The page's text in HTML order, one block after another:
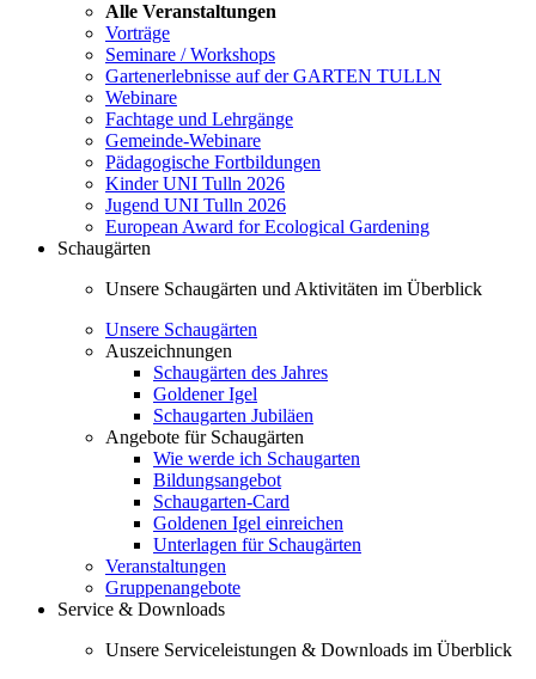
Alle Veranstaltungen
Vorträge
Seminare / Workshops
Gartenerlebnisse auf der GARTEN TULLN
Webinare
Fachtage und Lehrgänge
Gemeinde-Webinare
Pädagogische Fortbildungen
Kinder UNI Tulln 2026
Jugend UNI Tulln 2026
European Award for Ecological Gardening
Schaugärten
Unsere Schaugärten und Aktivitäten im Überblick
Unsere Schaugärten
Auszeichnungen
Schaugärten des Jahres
Goldener Igel
Schaugarten Jubiläen
Angebote für Schaugärten
Wie werde ich Schaugarten
Bildungsangebot
Schaugarten-Card
Goldenen Igel einreichen
Unterlagen für Schaugärten
Veranstaltungen
Gruppenangebote
Service & Downloads
Unsere Serviceleistungen & Downloads im Überblick